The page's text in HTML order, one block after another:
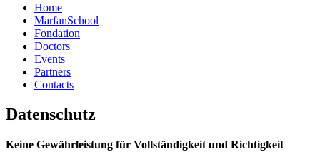
Home
MarfanSchool
Fondation
Doctors
Events
Partners
Contacts
Datenschutz
Keine Gewährleistung für Vollständigkeit und Richtigkeit